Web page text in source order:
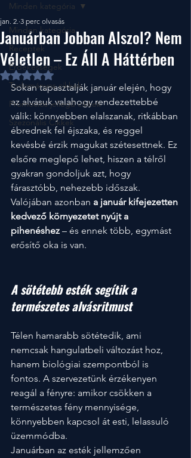
Minden kategória
Receptek
Érdekességek
Tudományos cikkek
Promociós jellegű cikkek
Szezonális Cikkek
Minden kategória
Januárban Jobban Alszol? Nem
Véletlen – Ez Áll A Háttérben
jan. 2. 3 perc olvasás
NaN csillagot kapott az 5-ből.
Sokan tapasztalják január elején, hogy
az alvásuk valahogy rendezettebbé
válik: könnyebben elalszanak, ritkábban
ébrednek fel éjszaka, és reggel
kevésbé érzik magukat szétesettnek. Ez
elsőre meglepő lehet, hiszen a télről
gyakran gondoljuk azt, hogy
fárasztóbb, nehezebb időszak.
Valójában azonban a január kifejezetten
kedvező környezetet nyújt a
pihenéshez – és ennek több, egymást
erősítő oka is van.
A sötétebb esték segítik a
természetes alvásritmust
Télen hamarabb sötétedik, ami
nemcsak hangulatbeli változást hoz,
hanem biológiai szempontból is
fontos. A szervezetünk érzékenyen
reagál a fényre: amikor csökken a
természetes fény mennyisége,
könnyebben kapcsol át esti, lelassuló
üzemmódba.
Januárban az esték jellemzően